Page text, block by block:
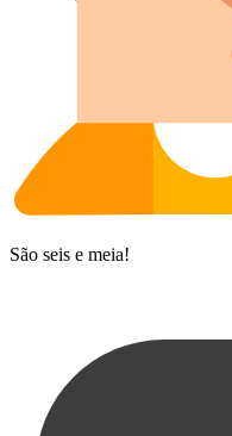
São seis e meia!